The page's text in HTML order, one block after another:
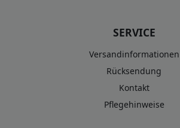
SERVICE
Versandinformationen
Rücksendung
Kontakt
Pflegehinweise